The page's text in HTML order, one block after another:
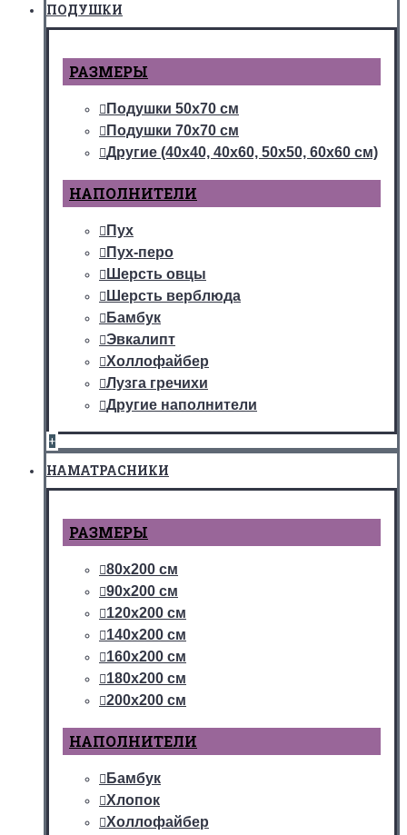
ПОДУШКИ
РАЗМЕРЫ
Подушки 50х70 см
Подушки 70х70 см
Другие (40х40, 40х60, 50х50, 60х60 см)
НАПОЛНИТЕЛИ
Пух
Пух-перо
Шерсть овцы
Шерсть верблюда
Бамбук
Эвкалипт
Холлофайбер
Лузга гречихи
Другие наполнители
+
НАМАТРАСНИКИ
РАЗМЕРЫ
80х200 см
90х200 см
120х200 см
140х200 см
160х200 см
180х200 см
200х200 см
НАПОЛНИТЕЛИ
Бамбук
Хлопок
Холлофайбер